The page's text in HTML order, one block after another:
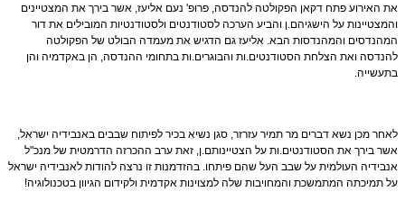
את האירוע פתח דקאן הפקולטה להנדסה, פרופ' נעם אליעז, אשר בירך את המצטיינים
והמצטיינות על הישגיהם.ן והביע הערכה לסטודנטים ולסטודנטיות המובילים את דור
המהנדסים והמהנדסות הבא. אליעז גם הדגיש את מעמדה הבולט של הפקולטה
להנדסה ואת הצלחת הסטודנטים.ות והבוגרים.ות בתחומי ההנדסה, הן באקדמיה והן
בתעשייה.
לאחר מכן נשא דברים מר תמיר עזרזר, סגן נשיא בכיר לפיתוח שבבים באנבידיה ישראל,
אשר בירך את הסטודנטים.ות על הצטיינותם.ן, זאת ערב ההכרזה הדרמטית של מנכ"ל
אנבידיה העולמית על שבב העל שהם פיתחו. בהזדמנות זו נרצה להודות לאנבידיה ישראל
על תמיכתה המתמשכת והמחויבות שלה למצוינות אקדמית ולקידום הגיוון בטכנולוגיה!